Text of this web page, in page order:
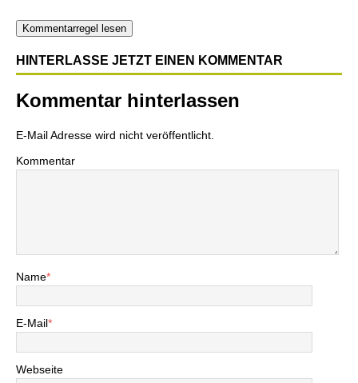
Kommentarregel lesen
HINTERLASSE JETZT EINEN KOMMENTAR
Kommentar hinterlassen
E-Mail Adresse wird nicht veröffentlicht.
Kommentar
Name*
E-Mail*
Webseite